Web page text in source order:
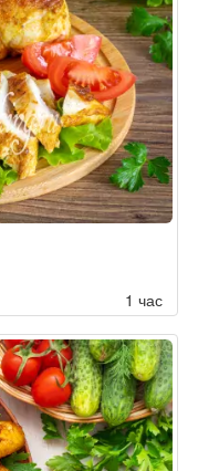
1 час